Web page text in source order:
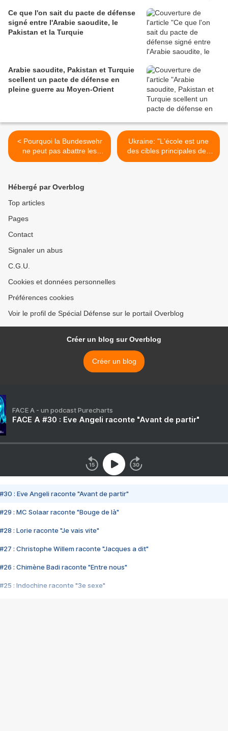
Ce que l'on sait du pacte de défense
signé entre l'Arabie saoudite, le
Pakistan et la Turquie
Arabie saoudite, Pakistan et Turquie
scellent un pacte de défense en
pleine guerre au Moyen-Orient
< Pourquoi la Bundeswehr
ne peut pas abattre les
drones russes ?
Ukraine: "L'école est une
des cibles principales des
frappes russes", selon la
Hébergé par Overblog
Top articles
Pages
Contact
Signaler un abus
C.G.U.
Cookies et données personnelles
Préférences cookies
Voir le profil de Spécial Défense sur le portail Overblog
Créer un blog sur Overblog
Créer un blog
FACE A - un podcast Purecharts
FACE A #30 : Eve Angeli raconte "Avant de partir"
#30 : Eve Angeli raconte "Avant de partir"
#29 : MC Solaar raconte "Bouge de là"
#28 : Lorie raconte "Je vais vite"
#27 : Christophe Willem raconte "Jacques a dit"
#26 : Chimène Badi raconte "Entre nous"
#25 : Indochine raconte "3e sexe"